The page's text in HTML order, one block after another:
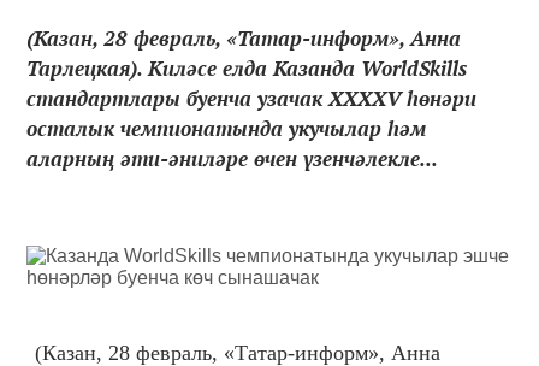
(Казан, 28 февраль, «Татар-информ», Анна
Тарлецкая). Киләсе елда Казанда WorldSkills
стандартлары буенча узачак XXXXV һөнәри
осталык чемпионатында укучылар һәм
аларның әти-әниләре өчен үзенчәлекле...
(Казан, 28 февраль, «Татар-информ», Анна